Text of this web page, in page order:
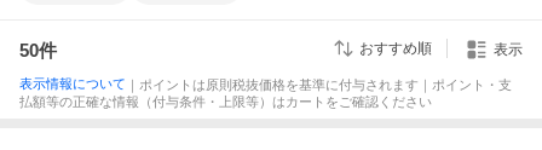
50件 おすすめ順 表示
表示情報について ｜ポイントは原則税抜価格を基準に付与されます｜ポイント・支
払額等の正確な情報（付与条件・上限等）はカートをご確認ください